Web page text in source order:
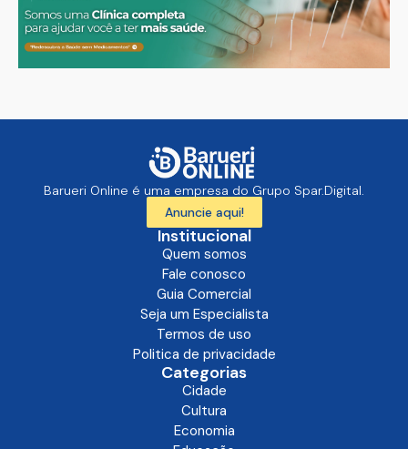
Barueri Online é uma empresa do Grupo Spar.Digital.
Anuncie aqui!
Institucional
Quem somos
Fale conosco
Guia Comercial
Seja um Especialista
Termos de uso
Politica de privacidade
Categorias
Cidade
Cultura
Economia